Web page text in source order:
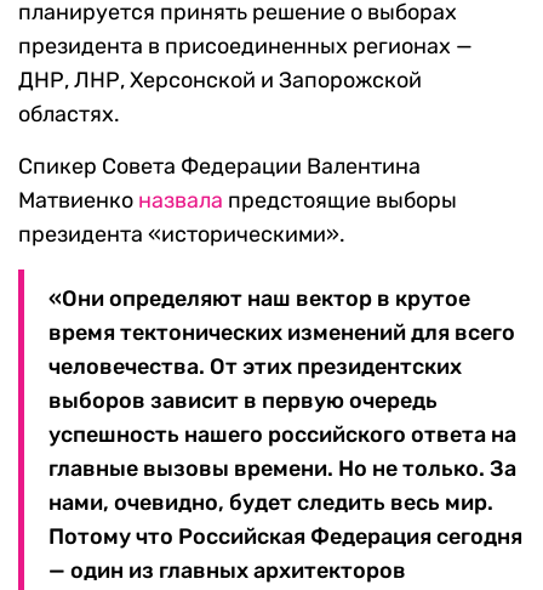
планируется принять решение о выборах
президента в присоединенных регионах —
ДНР, ЛНР, Херсонской и Запорожской
областях.
Спикер Совета Федерации Валентина
Матвиенко назвала предстоящие выборы
президента «историческими».
«Они определяют наш вектор в крутое
время тектонических изменений для всего
человечества. От этих президентских
выборов зависит в первую очередь
успешность нашего российского ответа на
главные вызовы времени. Но не только. За
нами, очевидно, будет следить весь мир.
Потому что Российская Федерация сегодня
— один из главных архитекторов